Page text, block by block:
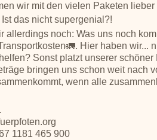
wir mit den vielen Paketen lieber
das nicht supergenial?!
allerdings noch: Was uns noch
Hier haben wir...
Sonst platzt unserer schöner
bringen uns schon weit nach
wenn alle
1181 465 900